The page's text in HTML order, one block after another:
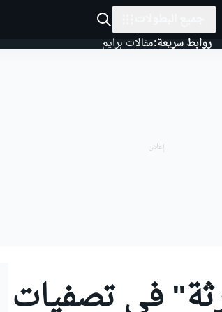
روابط سريعة:مقالات برايم
في تصفيات